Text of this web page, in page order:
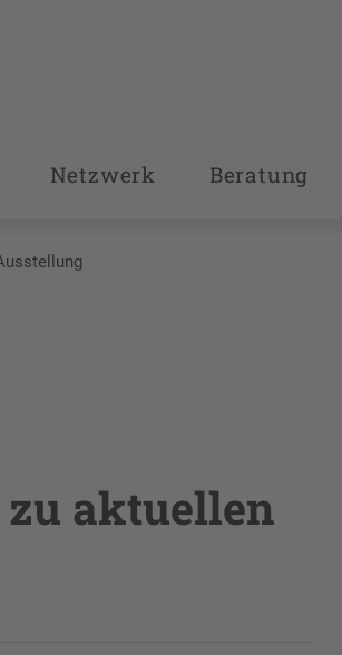
Netzwerk Beratung
aktuellen